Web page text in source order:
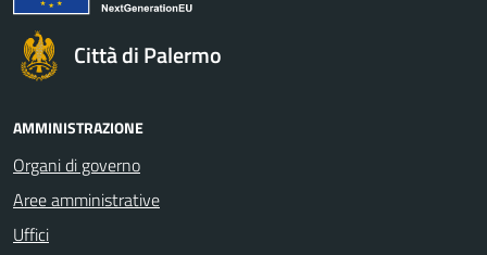
Città di Palermo
AMMINISTRAZIONE
Organi di governo
Aree amministrative
Uffici